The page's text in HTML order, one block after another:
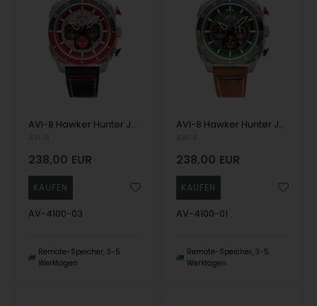
AVI-8 Hawker Hunter Japansk kvarts kronograf mit Mineralglas med antirefleksbehandling Herren uhr
238,00 EUR
AV-4100-03
Remote-Speicher, 3-5
Werktagen
AVI-8 Hawker Hunter Japansk kvarts kronograf mit Mineralglas med antirefleksbehandling Herren uhr
238,00 EUR
AV-4100-01
Remote-Speicher, 3-5
Werktagen